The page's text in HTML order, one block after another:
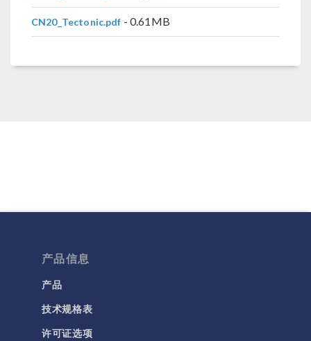
CN20_Tectonic.pdf - 0.61MB
产品信息
产品
技术规格表
许可证选项